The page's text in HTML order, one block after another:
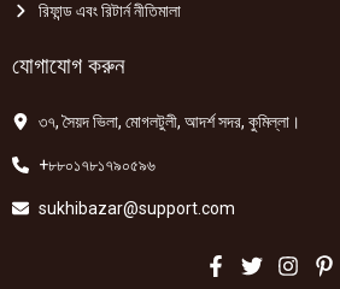
রিফান্ড এবং রিটার্ন নীতিমালা
যোগাযোগ করুন
৩৭, সৈয়দ ভিলা, মোগলটুলী, আদর্শ সদর, কুমিল্লা।
+৮৮০১৭৮১৭৯০৫৯৬
sukhibazar@support.com